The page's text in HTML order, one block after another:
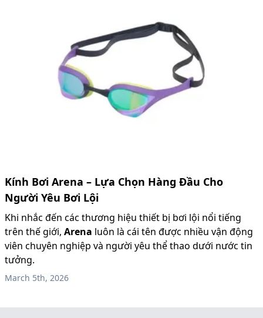
Kính Bơi Arena – Lựa Chọn Hàng Đầu Cho
Người Yêu Bơi Lội
Khi nhắc đến các thương hiệu thiết bị bơi lội nổi tiếng
trên thế giới, Arena luôn là cái tên được nhiều vận động
viên chuyên nghiệp và người yêu thể thao dưới nước tin
tưởng.
March 5th, 2026